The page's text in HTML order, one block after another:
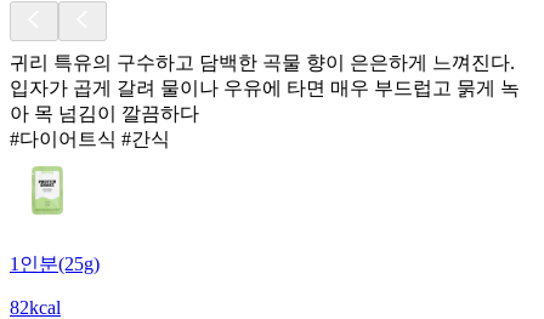
귀리 특유의 구수하고 담백한 곡물 향이 은은하게 느껴진다.
입자가 곱게 갈려 물이나 우유에 타면 매우 부드럽고 묽게 녹
아 목 넘김이 깔끔하다
#다이어트식 #간식
1인분(25g)
82kcal